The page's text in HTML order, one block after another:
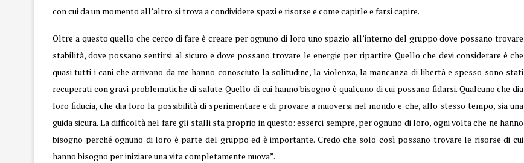
con cui da un momento all’altro si trova a condividere spazi e risorse e come capirle e farsi capire.
Oltre a questo quello che cerco di fare è creare per ognuno di loro uno spazio all’interno del gruppo dove possano trovare
stabilità, dove possano sentirsi al sicuro e dove possano trovare le energie per ripartire. Quello che devi considerare è che
quasi tutti i cani che arrivano da me hanno conosciuto la solitudine, la violenza, la mancanza di libertà e spesso sono stati
recuperati con gravi problematiche di salute. Quello di cui hanno bisogno è qualcuno di cui possano fidarsi. Qualcuno che dia
loro fiducia, che dia loro la possibilità di sperimentare e di provare a muoversi nel mondo e che, allo stesso tempo, sia una
guida sicura. La difficoltà nel fare gli stalli sta proprio in questo: esserci sempre, per ognuno di loro, ogni volta che ne hanno
bisogno perché ognuno di loro è parte del gruppo ed è importante. Credo che solo così possano trovare le risorse di cui
hanno bisogno per iniziare una vita completamente nuova”.